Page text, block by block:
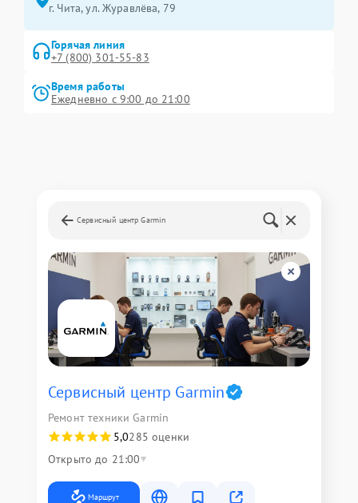
г. Чита, ул. Журавлёва, 79
Горячая линия
+7 (800) 301-55-83
Время работы
Ежедневно с 9:00 до 21:00
Сервисный центр Garmin
Сервисный центр Garmin
Ремонт техники Garmin
5,0285 оценки
Открыто до 21:00
Маршрут